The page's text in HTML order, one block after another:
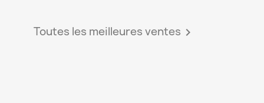
Toutes les meilleures ventes 